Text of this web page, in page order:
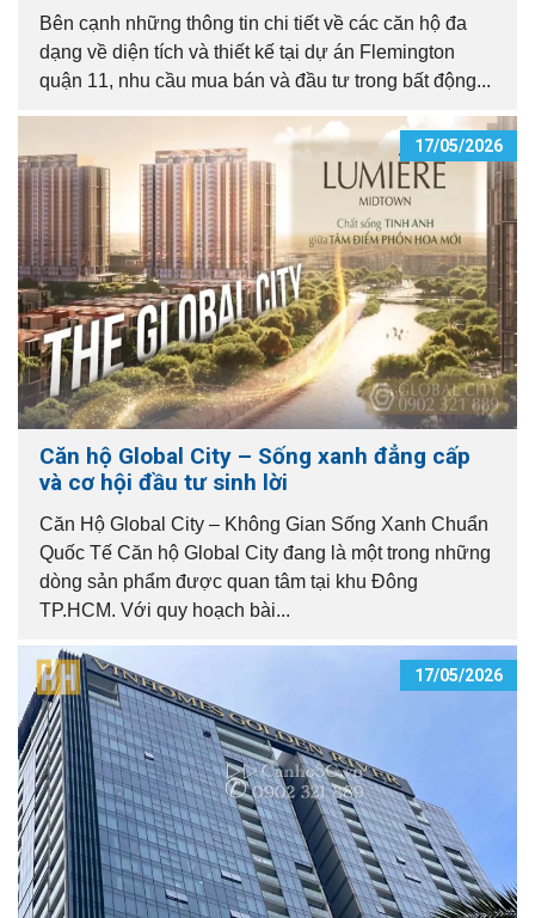
Bên cạnh những thông tin chi tiết về các căn hộ đa
dạng về diện tích và thiết kế tại dự án Flemington
quận 11, nhu cầu mua bán và đầu tư trong bất động...
17/05/2026
Căn hộ Global City – Sống xanh đẳng cấp
và cơ hội đầu tư sinh lời
Căn Hộ Global City – Không Gian Sống Xanh Chuẩn
Quốc Tế Căn hộ Global City đang là một trong những
dòng sản phẩm được quan tâm tại khu Đông
TP.HCM. Với quy hoạch bài...
17/05/2026